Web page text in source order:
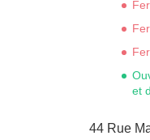
44 Rue
et